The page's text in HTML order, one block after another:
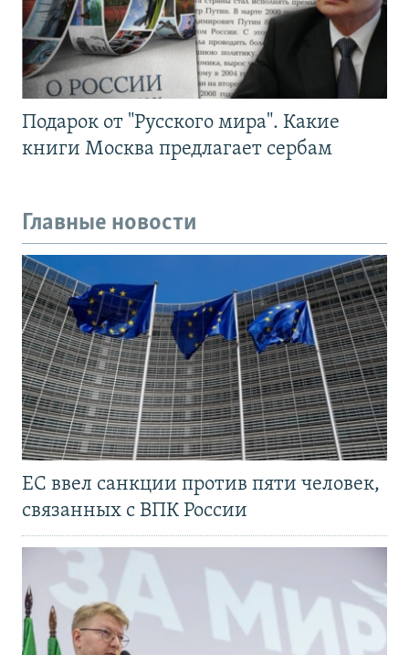
Подарок от "Русского мира". Какие
книги Москва предлагает сербам
Главные новости
ЕС ввел санкции против пяти человек,
связанных с ВПК России